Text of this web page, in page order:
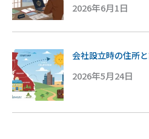
2026年6月1日
会社設立時の住所
2026年5月24日